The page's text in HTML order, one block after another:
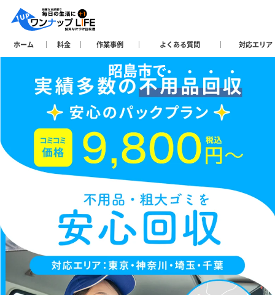
ホーム 料金 作業事例 よくある質問 対応エリア
昭島市で